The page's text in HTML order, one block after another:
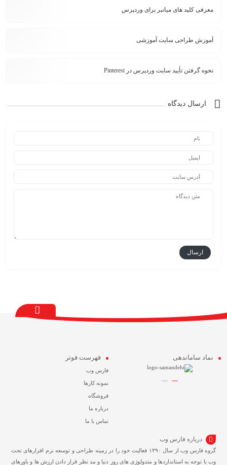
معرفی کلید های میانبر برای وردپرس
آموزش طراحی سایت آموزشی
نحوه گرفتن تأیید سایت وردپرس در Pinterest
ارسال دیدگاه
نماد ساماندهی فهرست فوتر
فارس وب
نمونه کارها
فروشگاه
درباره ما
تماس با ما
درباره فارس وب
گروه فارس وب از سال ۱۳۹۰ فعالیت خود را در زمینه طراحی و توسعه نرم افزارهای تحت
وب با توجه به استانداردها و متدولوژی های روز دنیا و مد نظر قرار دادن ارزش ها و باورهای